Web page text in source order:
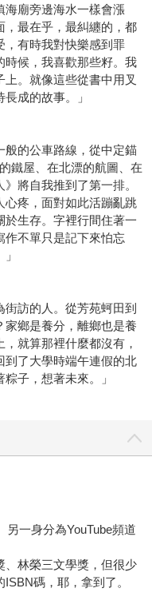
海廟旁邊海水一樣會漲
最在乎，最糾纏的，都
，有時我對快樂感到罪
時候，我喜歡那些籽。我
。就像這些從書中用叉
成的故事。」
般的公車路線，從中定錨
鐵屋、在北漂的航圖、在
將自我推到了第一排。
心疼，面對如此活蹦亂跳
於生存。字裡行間住著一
不單只是記下來怕忘
街訪的人。從芳苑蚵田到
家鄉是養分，離鄉也是養
就算那裡什麼都沒有，
到了大學時端午連假的北
子，想著未來。」
另一身分為YouTube頻道
、林榮三文學獎，但很少
碼，耶，拿到了。